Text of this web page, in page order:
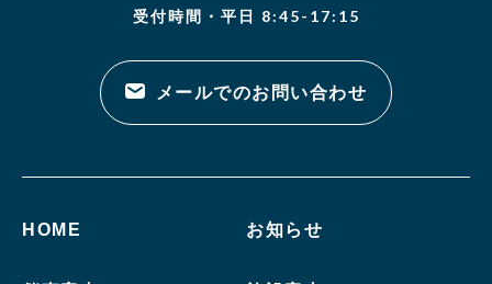
受付時間・平日 8:45-17:15
メールでのお問い合わせ
HOME お知らせ